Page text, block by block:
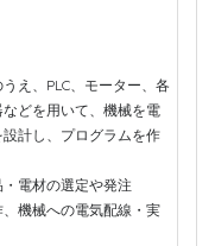
え、PLC、モーター、各
どを用いて、機械を電
計し、プログラムを作
電材の選定や発注
、機械への電気配線・実